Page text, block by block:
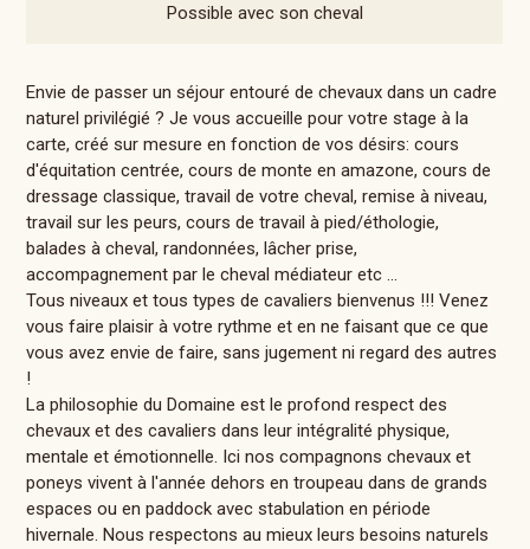
Possible avec son cheval
Envie de passer un séjour entouré de chevaux dans un cadre
naturel privilégié ? Je vous accueille pour votre stage à la
carte, créé sur mesure en fonction de vos désirs: cours
d'équitation centrée, cours de monte en amazone, cours de
dressage classique, travail de votre cheval, remise à niveau,
travail sur les peurs, cours de travail à pied/éthologie,
balades à cheval, randonnées, lâcher prise,
accompagnement par le cheval médiateur etc ...
Tous niveaux et tous types de cavaliers bienvenus !!! Venez
vous faire plaisir à votre rythme et en ne faisant que ce que
vous avez envie de faire, sans jugement ni regard des autres
!
La philosophie du Domaine est le profond respect des
chevaux et des cavaliers dans leur intégralité physique,
mentale et émotionnelle. Ici nos compagnons chevaux et
poneys vivent à l'année dehors en troupeau dans de grands
espaces ou en paddock avec stabulation en période
hivernale. Nous respectons au mieux leurs besoins naturels